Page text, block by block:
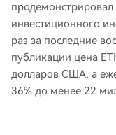
инвестиционного
раз за последние
публикации цена
долларов США, а
36% до менее 22